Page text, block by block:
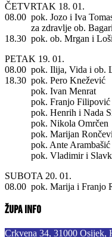
ČETVRTAK 18. 01.
08.00 pok. Jozo i Iva
za zdravlje ob.
18.30 pok. ob. Mrgan i
PETAK 19. 01.
08.00 pok. Ilija, Vida i ob.
18.30 pok. Pero Knežević
pok. Ivan Menrat
pok. Franjo Filipović
pok. Henrih i Nada
pok. Nikola Omrčen
pok. Marijan
pok. Ante Arambašić
pok. Vladimir i
SUBOTA 20. 01.
08.00 pok. Marija i Franjo
Župa info
Crkvena 34, 31000 Osijek,